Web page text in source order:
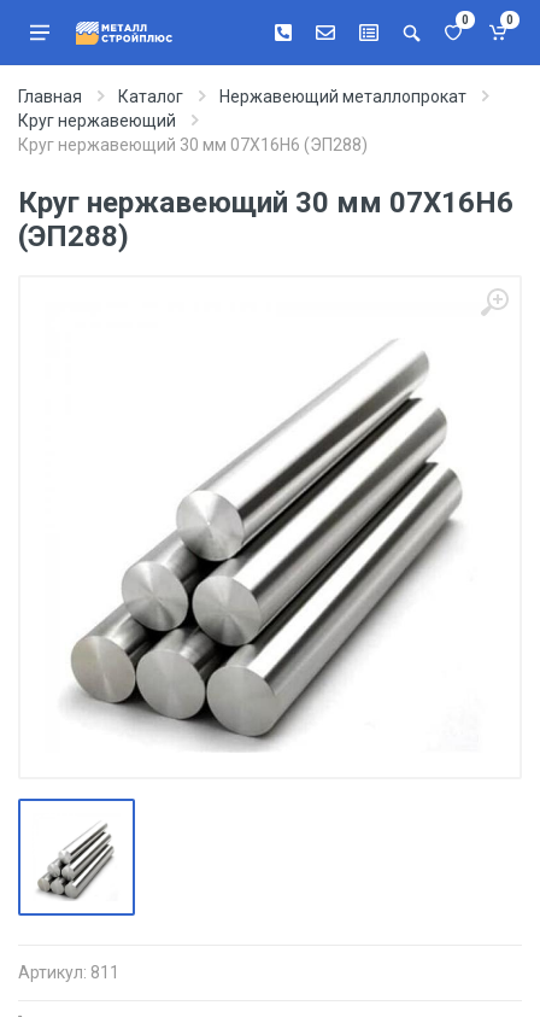
0 0
Главная Каталог
Нержавеющий металлопрокат
Круг нержавеющий
Круг нержавеющий 30 мм 07Х16Н6 (ЭП288)
Круг нержавеющий 30 мм 07Х16Н6
(ЭП288)
Артикул: 811